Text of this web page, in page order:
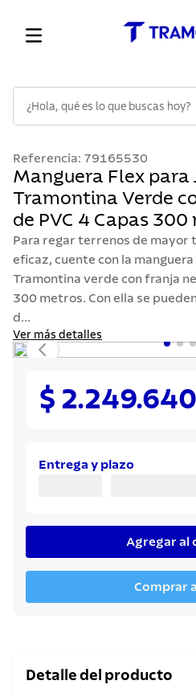
Referencia: 79165530
Manguera Flex para
Tramontina Verde
de PVC 4 Capas 300
Para regar terrenos de mayor
eficaz, cuente con la
Tramontina verde con franja
300 metros. Con ella se
d...
Ver más detalles
$ 2.249.640
Entrega y plazo
Agregar al
Comprar
Detalle del producto
1 .
cuchillos
2.
cubiertos
3
sarten
ollas
5.
lavaplatos
7.
sartenes
juego cuchillos